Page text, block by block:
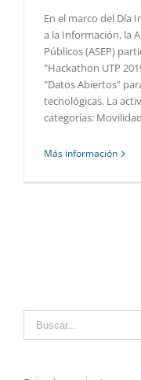
En el marco del Día
a la Información, la
Públicos (ASEP)
"Hackathon UTP
"Datos Abiertos"
tecnológicas. La
categorías:
Más información